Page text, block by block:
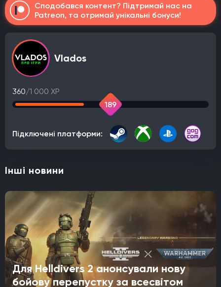
Сподобався контент? Підтримай нас на
Patreon, та отримай унікальні бонуси!
Vlados
360/1 000 XP
189
Підключені платформи:
Інші новини
Для Helldivers 2 анонсували нову
бойову перепустку за всесвітом